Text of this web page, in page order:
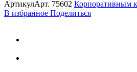
АртикулАрт. 75602 Корпоративным
В избранное Поделиться